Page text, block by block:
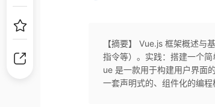
【摘要】 Vue.js 框架概述与
指令等）。实践：搭建一个
ue 是一款用于构建用户界面
一套声明式的、组件化的编